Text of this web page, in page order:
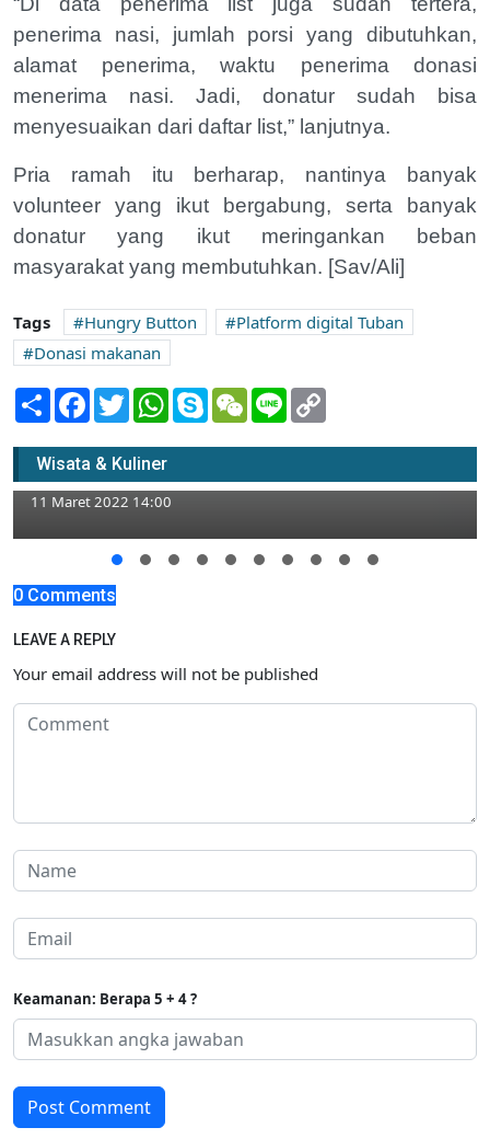
penerima nasi, jumlah porsi yang dibutuhkan,
alamat penerima, waktu penerima donasi
menerima nasi. Jadi, donatur sudah bisa
menyesuaikan dari daftar list,” lanjutnya.
Pria ramah itu berharap, nantinya banyak
volunteer yang ikut bergabung, serta banyak
donatur yang ikut meringankan beban
masyarakat yang membutuhkan. [Sav/Ali]
Tags Hungry Button
Platform digital Tuban
Donasi makanan
Share Facebook
TwitterWhatsApp
SkypeWeChatLine
Wisata & Kuliner
Terancam Abrasi, Pengelola Pantai Kelapa
Ingin Tanam MangroveÂ
11 Maret 2022 14:00
0 Comments
LEAVE A REPLY
Your email address will not be published
Keamanan: Berapa 5 + 4 ?
Post Comment